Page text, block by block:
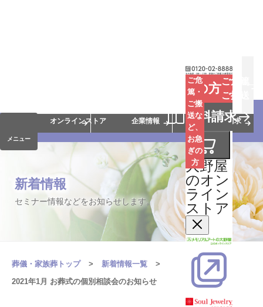
ご危
篤・
ご搬
送な
ど、
お急
ぎの
方
お急ぎの方ご危篤
ご搬送
資料請求
大野屋
のオン
ライン
ストア
メニュー
お仏壇
会員サービス
オンラインストア
企業情報 資料請求
新着情報
セミナー情報などをお知らせします。
葬儀・家族葬トップ
新着情報一覧
2021年1月 お葬式の個別相談会のお知らせ